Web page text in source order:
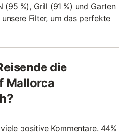
(95 %), Grill (91 %) und Garten
Filter, um das perfekte
die
Mallorca
positive Kommentare. 44%